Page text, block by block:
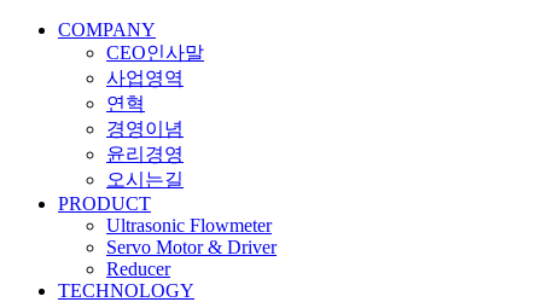
COMPANY
CEO인사말
사업영역
연혁
경영이념
윤리경영
오시는길
PRODUCT
Ultrasonic Flowmeter
Servo Motor & Driver
Reducer
TECHNOLOGY